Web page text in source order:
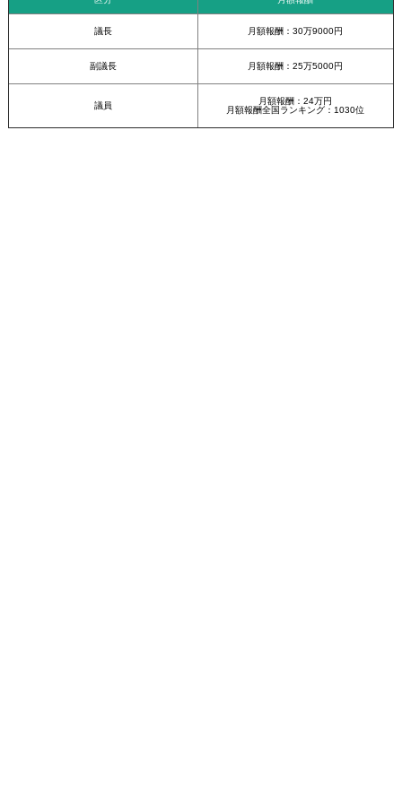
議長 月額報酬：30万9000円
副議長 月額報酬：25万5000円
議員
月額報酬：24万円
月額報酬全国ランキング：1030位